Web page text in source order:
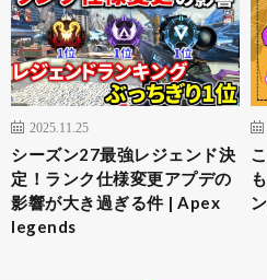
2025.11.25
シーズン27最強レジェンド決
定！ランク仕様変更アプデの
影響が大き過ぎる件 | Apex
legends